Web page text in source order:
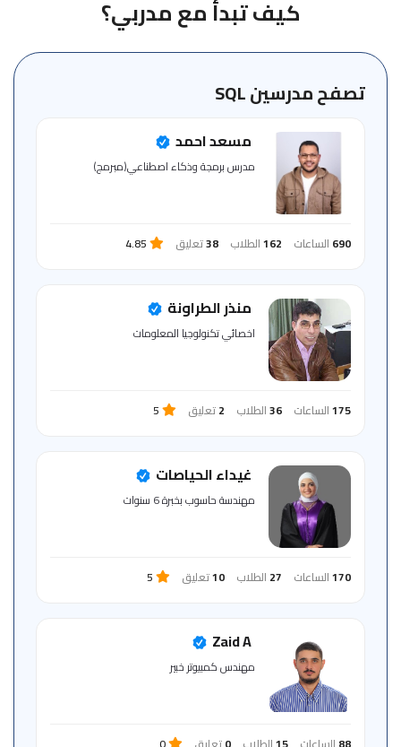
الأساسية
للمنصة
كيف تبدأ مع مدربي؟
تصفح مدرسين SQL
مسعد احمد
مدرس برمجة وذكاء اصطناعي(مبرمج)
690 الساعات 162الطلاب 38تعليق 4.85
منذر الطراونة
اخصائي تكنولوجيا المعلومات
175الساعات 36الطلاب 2تعليق 5
غيداء الحياصات
مهندسة حاسوب بخبرة 6 سنوات
170الساعات 27 الطلاب 10تعليق 5
Zaid A
مهندس كمبيوتر خبير